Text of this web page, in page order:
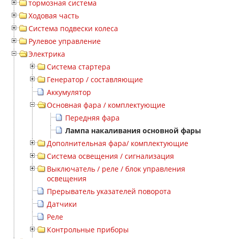
тормозная система
Ходовая часть
Система подвески колеса
Рулевое управление
Электрика
Система стартера
Генератор / составляющие
Аккумулятор
Основная фара / комплектующие
Передняя фара
Лампа накаливания основной фары
Дополнительная фара/ комплектующие
Система освещения / сигнализация
Выключатель / реле / блок управления
освещения
Прерыватель указателей поворота
Датчики
Реле
Контрольные приборы